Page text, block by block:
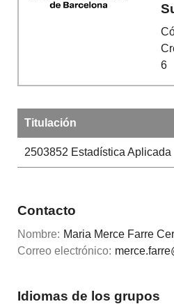
6
Titulación
2503852 Estadística Aplicada
Contacto
Nombre: Maria Merce Farre
Correo electrónico:
Idiomas de los grupos